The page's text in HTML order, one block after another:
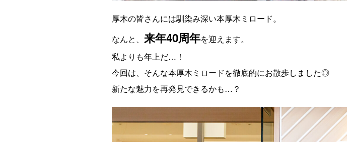
厚木の皆さんには馴染み深い本厚木ミロード。
なんと、 来年40周年を迎えます。
私よりも年上だ…！
今回は、そんな本厚木ミロードを徹底的にお散歩しました◎
新たな魅力を再発見できるかも…？